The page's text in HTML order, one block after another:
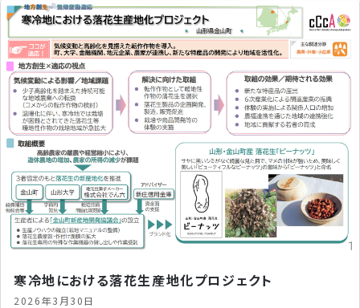
寒冷地における落花生産地化プロジェクト
2026年3月30日